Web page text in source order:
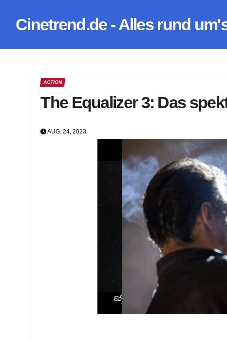
InhaltCinetrend.de - Alles rund
ACTION
The Equalizer 3: Das
AUG. 24, 2023